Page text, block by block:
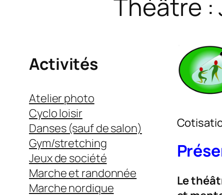
Théâtre :
Activités
Atelier photo
Cyclo loisir
Danses (sauf de salon)
Gym/stretching
Jeux de société
Marche et randonnée
Marche nordique
Le